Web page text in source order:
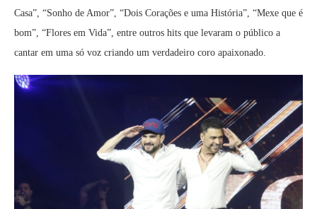
Casa”, “Sonho de Amor”, “Dois Corações e uma História”, “Mexe que é
bom”, “Flores em Vida”, entre outros hits que levaram o público a
cantar em uma só voz criando um verdadeiro coro apaixonado.